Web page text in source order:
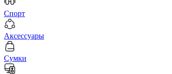
Спорт
Аксессуары
Сумки